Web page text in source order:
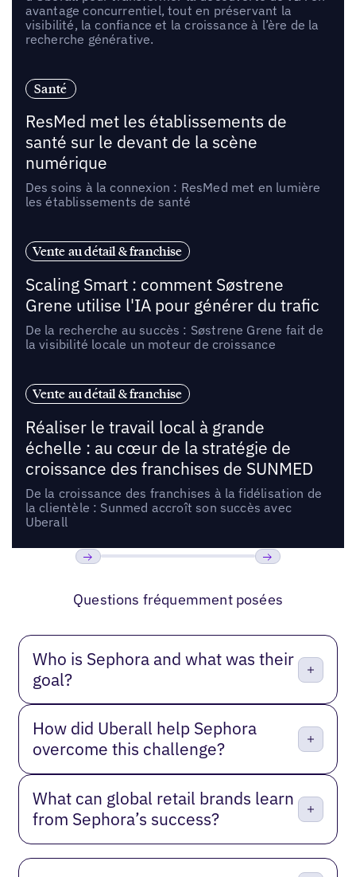
avantage concurrentiel, tout en préservant la
visibilité, la confiance et la croissance à l’ère de la
recherche générative.
Santé
ResMed met les établissements de
santé sur le devant de la scène
numérique
Des soins à la connexion : ResMed met en lumière
les établissements de santé
Vente au détail & franchise
Scaling Smart : comment Søstrene
Grene utilise l'IA pour générer du trafic
De la recherche au succès : Søstrene Grene fait de
la visibilité locale un moteur de croissance
Vente au détail & franchise
Réaliser le travail local à grande
échelle : au cœur de la stratégie de
croissance des franchises de SUNMED
De la croissance des franchises à la fidélisation de
la clientèle : Sunmed accroît son succès avec
Uberall
Questions fréquemment posées
Who is Sephora and what was their
goal?
How did Uberall help Sephora
overcome this challenge?
What can global retail brands learn
from Sephora’s success?